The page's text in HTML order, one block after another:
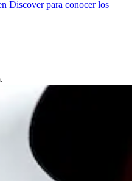
Discover para conocer los